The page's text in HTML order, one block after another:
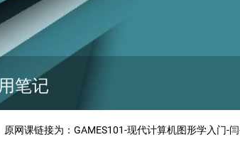
笔记
网课链接为：GAMES101-现代计算机图形学入门-